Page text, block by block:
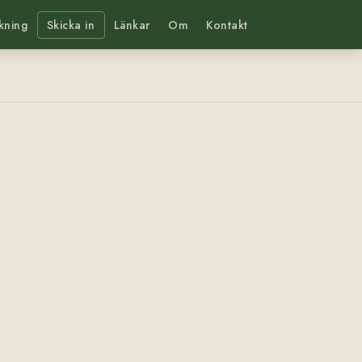
Skicka in Länkar Om Kontakt